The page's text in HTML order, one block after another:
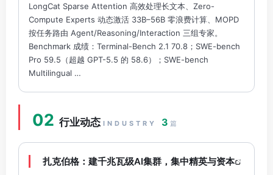
LongCat Sparse Attention 高效处理长文本、Zero-
Compute Experts 动态激活 33B–56B 零浪费计算、MOPD
按任务路由 Agent/Reasoning/Interaction 三组专家。
Benchmark 成绩：Terminal-Bench 2.1 70.8；SWE-bench
Pro 59.5（超越 GPT-5.5 的 58.6）；SWE-bench
Multilingual …
02 行业动态 INDUSTRY 3 篇
扎克伯格：建千兆瓦级AI集群，集中精英与资本